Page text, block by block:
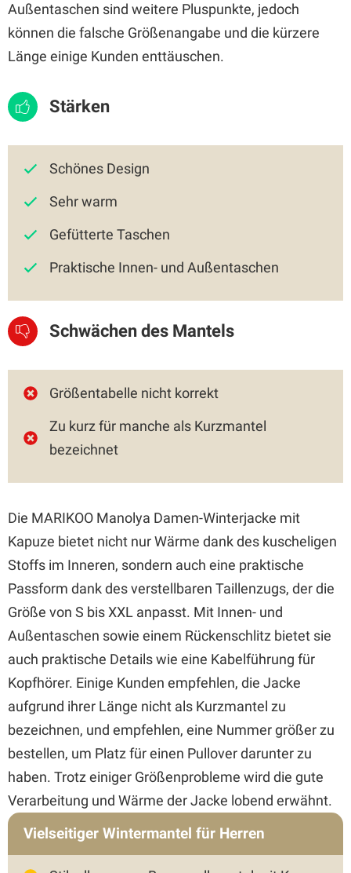
Außentaschen sind weitere Pluspunkte, jedoch
können die falsche Größenangabe und die kürzere
Länge einige Kunden enttäuschen.
Stärken
Schönes Design
Sehr warm
Gefütterte Taschen
Praktische Innen- und Außentaschen
Schwächen des Mantels
Größentabelle nicht korrekt
Zu kurz für manche als Kurzmantel
bezeichnet
Die MARIKOO Manolya Damen-Winterjacke mit
Kapuze bietet nicht nur Wärme dank des kuscheligen
Stoffs im Inneren, sondern auch eine praktische
Passform dank des verstellbaren Taillenzugs, der die
Größe von S bis XXL anpasst. Mit Innen- und
Außentaschen sowie einem Rückenschlitz bietet sie
auch praktische Details wie eine Kabelführung für
Kopfhörer. Einige Kunden empfehlen, die Jacke
aufgrund ihrer Länge nicht als Kurzmantel zu
bezeichnen, und empfehlen, eine Nummer größer zu
bestellen, um Platz für einen Pullover darunter zu
haben. Trotz einiger Größenprobleme wird die gute
Verarbeitung und Wärme der Jacke lobend erwähnt.
Vielseitiger Wintermantel für Herren